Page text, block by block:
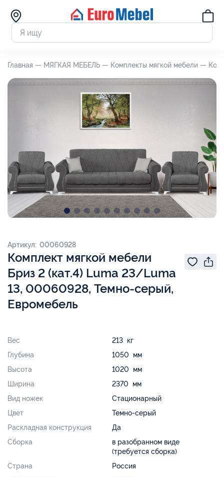
Главная — МЯГКАЯ МЕБЕЛЬ — Комплекты мягкой мебели —
Комплект мягкой мебели
Бриз 2 (кат.4) Luma 23/Luma
13, 00060928, Темно-серый,
Евромебель
Артикул: 00060928
Вес
213 кг
Глубина
1050 мм
Высота
1020 мм
Ширина
2370 мм
Вид ножек
Стационарный
Цвет
Темно-серый
Раскладная конструкция
Да
Сборка
в разобранном виде
(требуется сборка)
Страна
Россия